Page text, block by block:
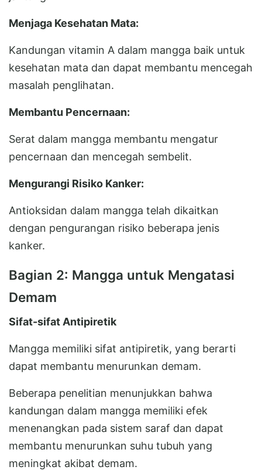
Menjaga Kesehatan Mata:
Kandungan vitamin A dalam mangga baik untuk
kesehatan mata dan dapat membantu mencegah
masalah penglihatan.
Membantu Pencernaan:
Serat dalam mangga membantu mengatur
pencernaan dan mencegah sembelit.
Mengurangi Risiko Kanker:
Antioksidan dalam mangga telah dikaitkan
dengan pengurangan risiko beberapa jenis
kanker.
Bagian 2: Mangga untuk Mengatasi
Demam
Sifat-sifat Antipiretik
Mangga memiliki sifat antipiretik, yang berarti
dapat membantu menurunkan demam.
Beberapa penelitian menunjukkan bahwa
kandungan dalam mangga memiliki efek
menenangkan pada sistem saraf dan dapat
membantu menurunkan suhu tubuh yang
meningkat akibat demam.